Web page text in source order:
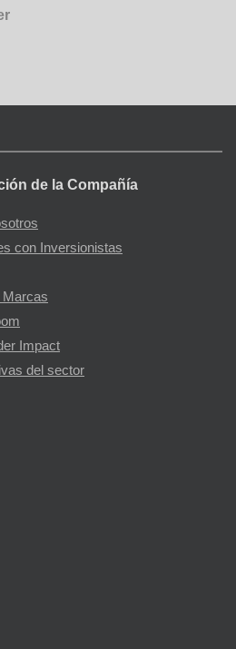
de la Compañía
con Inversionistas
Marcas
Impact
del sector